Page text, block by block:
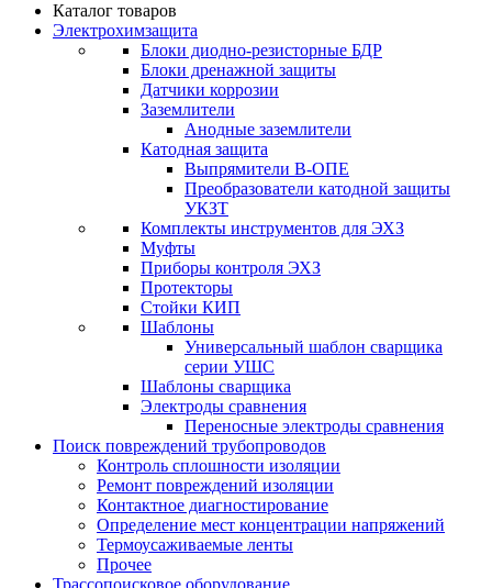
Каталог товаров
Электрохимзащита
Блоки диодно-резисторные БДР
Блоки дренажной защиты
Датчики коррозии
Заземлители
Анодные заземлители
Катодная защита
Выпрямители В-ОПЕ
Преобразователи катодной защиты
УКЗТ
Комплекты инструментов для ЭХЗ
Муфты
Приборы контроля ЭХЗ
Протекторы
Стойки КИП
Шаблоны
Универсальный шаблон сварщика
серии УШС
Шаблоны сварщика
Электроды сравнения
Переносные электроды сравнения
Поиск повреждений трубопроводов
Контроль сплошности изоляции
Ремонт повреждений изоляции
Контактное диагностирование
Определение мест концентрации напряжений
Термоусаживаемые ленты
Прочее
Трассопоисковое оборудование